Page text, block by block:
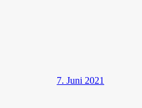
7. Juni 2021